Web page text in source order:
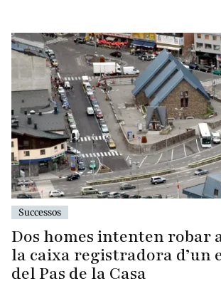
Successos
Dos homes intenten robar
la caixa registradora d’un
del Pas de la Casa